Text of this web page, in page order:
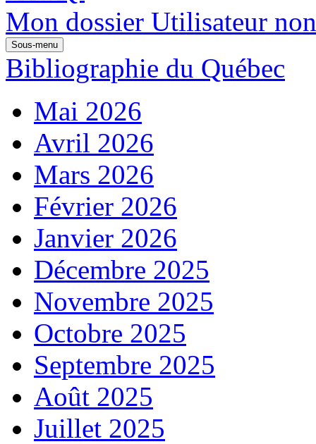
Mon dossier Utilisateur
Sous-menu
Bibliographie du Québec
Mai 2026
Avril 2026
Mars 2026
Février 2026
Janvier 2026
Décembre 2025
Novembre 2025
Octobre 2025
Septembre 2025
Août 2025
Juillet 2025